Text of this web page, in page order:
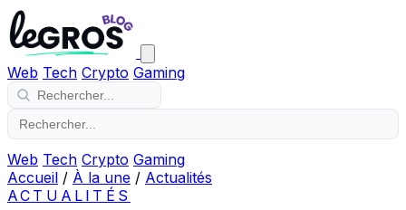
Web Tech Crypto Gaming
Web Tech Crypto Gaming
Accueil / À la une / Actualités
ACTUALITÉS